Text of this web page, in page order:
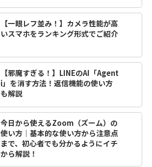
【一眼レフ並み！】カメラ性能が高
いスマホをランキング形式でご紹介
【邪魔すぎる！】LINEのAI「Agent
i」を消す方法！返信機能の使い方
も解説
今日から使えるZoom（ズーム）の
使い方｜基本的な使い方から注意点
まで、初心者でも分かるようにイチ
から解説！